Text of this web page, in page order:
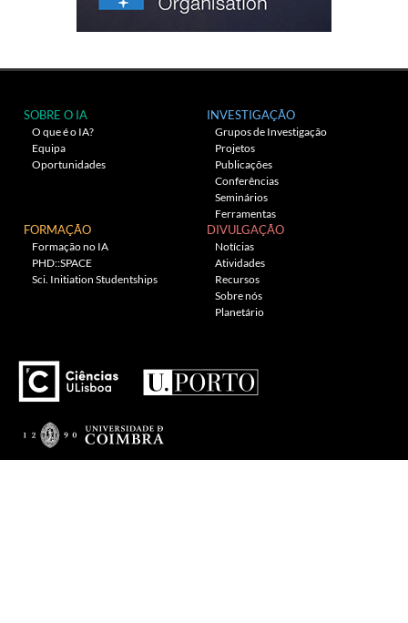
SOBRE O IA
O que é o IA?
Equipa
Oportunidades
INVESTIGAÇÃO
Grupos de Investigação
Projetos
Publicações
Conferências
Seminários
Ferramentas
FORMAÇÃO
Formação no IA
PHD::SPACE
Sci. Initiation Studentships
DIVULGAÇÃO
Notícias
Atividades
Recursos
Sobre nós
Planetário